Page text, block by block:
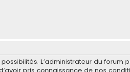
L’administrateur du forum